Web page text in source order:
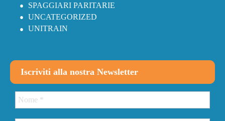
SPAGGIARI PARITARIE
UNCATEGORIZED
UNITRAIN
Iscriviti alla nostra Newsletter